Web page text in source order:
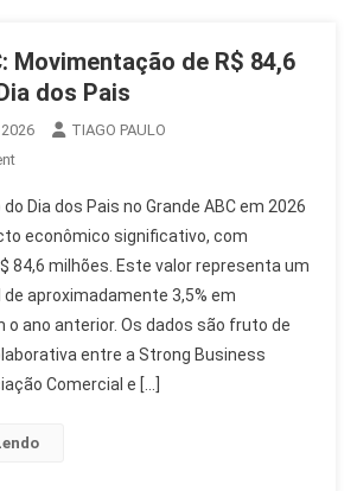
Movimentação de R$ 84,6
dos Pais
TIAGO PAULO
On
ABC:
Movimentação
De
R$
84,6
Milhões
No
Dia dos Pais no Grande ABC em 2026
econômico significativo, com
84,6 milhões. Este valor representa um
aproximadamente 3,5% em
o ano anterior. Os dados são fruto de
entre a Strong Business
Comercial e […]